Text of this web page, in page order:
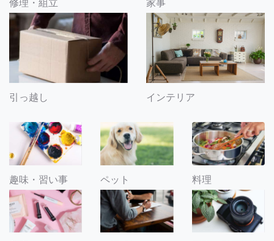
修理・組立 家事
引っ越し インテリア
趣味・習い事 ペット 料理